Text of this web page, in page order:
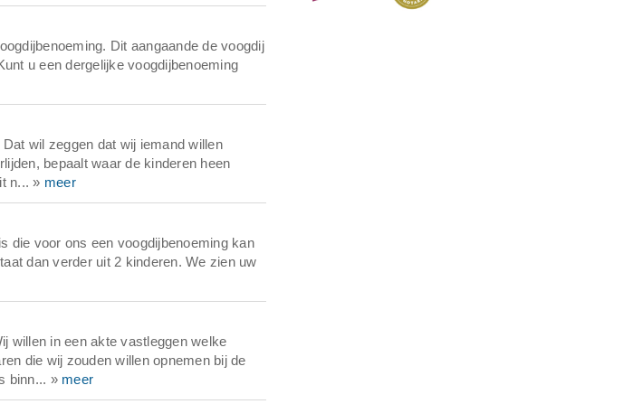
Dit aangaande de voogdij
u een dergelijke voogdijbenoeming
wil zeggen dat wij iemand willen
bepaalt waar de kinderen heen
n... » meer
die voor ons een voogdijbenoeming kan
dan verder uit 2 kinderen. We zien uw
willen in een akte vastleggen welke
die wij zouden willen opnemen bij de
binn... » meer